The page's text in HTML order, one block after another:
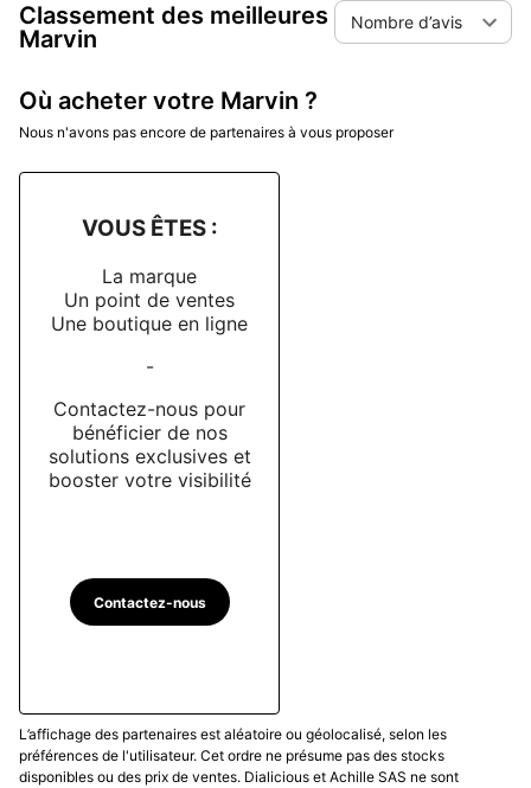
Classement des meilleures
Marvin
Nombre d’avis
Où acheter votre Marvin ?
Nous n'avons pas encore de partenaires à vous proposer
VOUS ÊTES :
La marque
Un point de ventes
Une boutique en ligne
-
Contactez-nous pour
bénéficier de nos
solutions exclusives et
booster votre visibilité
Contactez-nous
L’affichage des partenaires est aléatoire ou géolocalisé, selon les
préférences de l'utilisateur. Cet ordre ne présume pas des stocks
disponibles ou des prix de ventes. Dialicious et Achille SAS ne sont